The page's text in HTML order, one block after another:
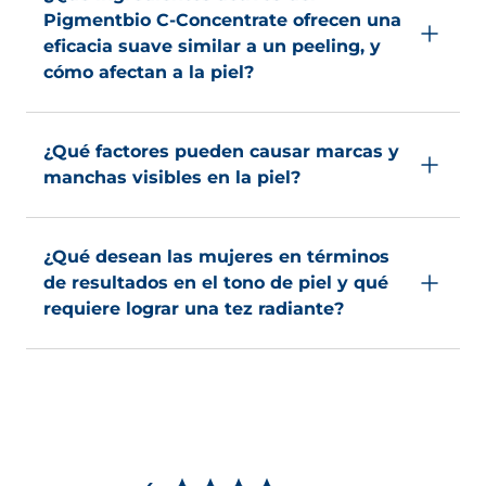
vitamina C*, E y B3, que refuerzan la barrera
cutánea.
Pigmentbio C-Concentrate ofrecen una
eficacia suave similar a un peeling, y
cómo afectan a la piel?
salicílico), proporciona una eficacia suave similar a
un peeling sin resecar la piel, gracias a su acción
hidratante de 8 horas.
¿Qué factores pueden causar marcas y
manchas visibles en la piel?
o fricción, las marcas y manchas visibles en la piel
reflejan nuestra vida.
¿Qué desean las mujeres en términos
de resultados en el tono de piel y qué
requiere lograr una tez radiante?